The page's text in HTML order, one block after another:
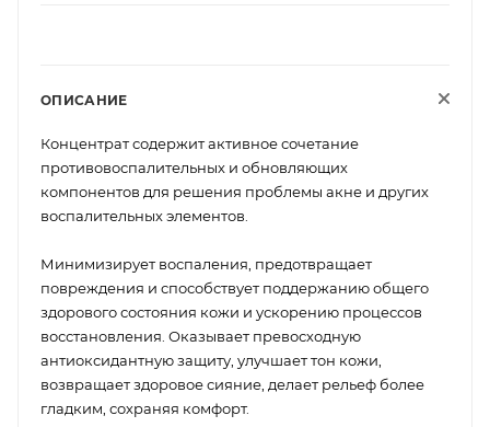
ОПИСАНИЕ
Концентрат содержит активное сочетание
противовоспалительных и обновляющих
компонентов для решения проблемы акне и других
воспалительных элементов.
Минимизирует воспаления, предотвращает
повреждения и способствует поддержанию общего
здорового состояния кожи и ускорению процессов
восстановления. Оказывает превосходную
антиоксидантную защиту, улучшает тон кожи,
возвращает здоровое сияние, делает рельеф более
гладким, сохраняя комфорт.